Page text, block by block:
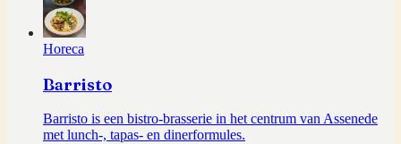
Horeca
Barristo
Barristo is een bistro-brasserie in het centrum van Assenede
met lunch-, tapas- en dinerformules.